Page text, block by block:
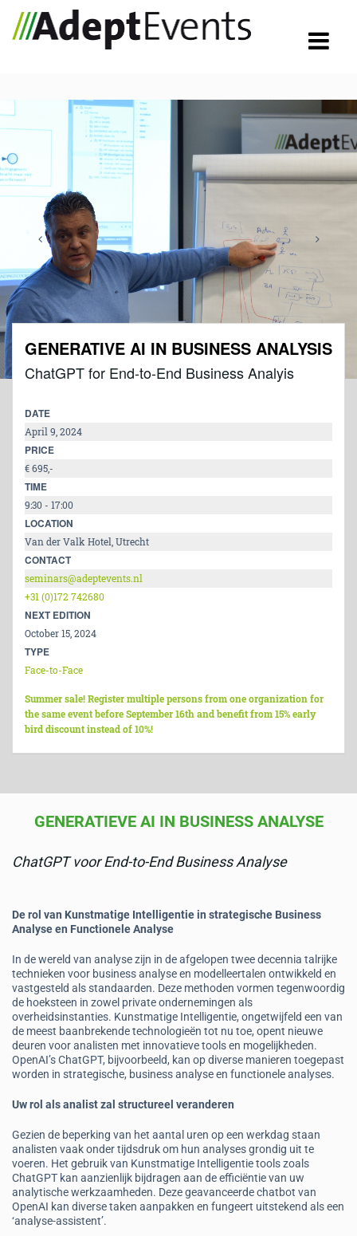
GENERATIVE AI IN BUSINESS ANALYSIS
ChatGPT for End-to-End Business Analyis
DATE
April 9, 2024
PRICE
€ 695,-
TIME
9:30 - 17:00
LOCATION
Van der Valk Hotel, Utrecht
CONTACT
seminars@adeptevents.nl
+31 (0)172 742680
NEXT EDITION
October 15, 2024
TYPE
Face-to-Face
Summer sale! Register multiple persons from one organization for
the same event before September 16th and benefit from 15% early
bird discount instead of 10%!
GENERATIEVE AI IN BUSINESS ANALYSE
ChatGPT voor End-to-End Business Analyse
De rol van Kunstmatige Intelligentie in strategische Business
Analyse en Functionele Analyse
In de wereld van analyse zijn in de afgelopen twee decennia talrijke
technieken voor business analyse en modelleertalen ontwikkeld en
vastgesteld als standaarden. Deze methoden vormen tegenwoordig
de hoeksteen in zowel private ondernemingen als
overheidsinstanties. Kunstmatige Intelligentie, ongetwijfeld een van
de meest baanbrekende technologieën tot nu toe, opent nieuwe
deuren voor analisten met innovatieve tools en mogelijkheden.
OpenAI’s ChatGPT, bijvoorbeeld, kan op diverse manieren toegepast
worden in strategische, business analyse en functionele analyses.
Uw rol als analist zal structureel veranderen
Gezien de beperking van het aantal uren op een werkdag staan
analisten vaak onder tijdsdruk om hun analyses grondig uit te
voeren. Het gebruik van Kunstmatige Intelligentie tools zoals
ChatGPT kan aanzienlijk bijdragen aan de efficiëntie van uw
analytische werkzaamheden. Deze geavanceerde chatbot van
OpenAI kan diverse taken aanpakken en fungeert uitstekend als een
‘analyse-assistent’.